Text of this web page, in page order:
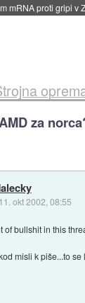
začel predvajati
za
11. okt 2002, 08:55
of bullshit in this
misli k piše...to